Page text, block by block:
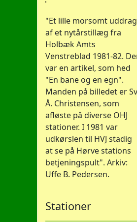
"Et lille morsomt uddrag
af et nytårstillæg fra
Holbæk Amts
Venstreblad 1981-82.
var en artikel, som hed
"En bane og en egn".
Manden på billedet er
Å. Christensen, som
afløste på diverse OHJ
stationer. I 1981 var
udkørslen til HVJ stadig
at se på Hørve stations
betjeningspult". Arkiv:
Uffe B. Pedersen.
Stationer